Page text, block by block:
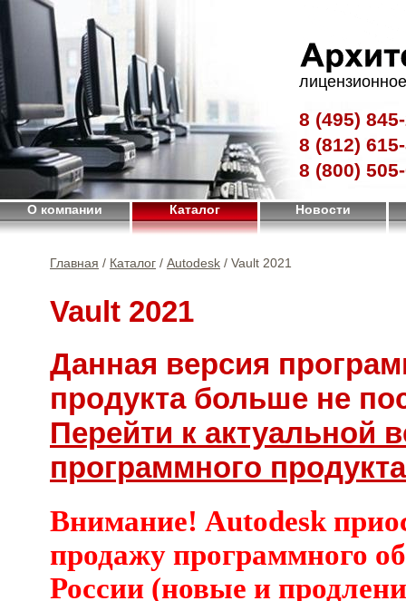
8 (495)
8 (812)
8 (800)
О компании Каталог Новости
Главная / Каталог / Autodesk / Vault 2021
Vault 2021
Данная версия
продукта больше не
Перейти к актуальной
программного
Внимание! Autodesk
продажу программного
России (новые и